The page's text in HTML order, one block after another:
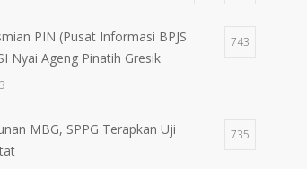
PIN (Pusat Informasi BPJS
Nyai Ageng Pinatih Gresik
743
MBG, SPPG Terapkan Uji
735